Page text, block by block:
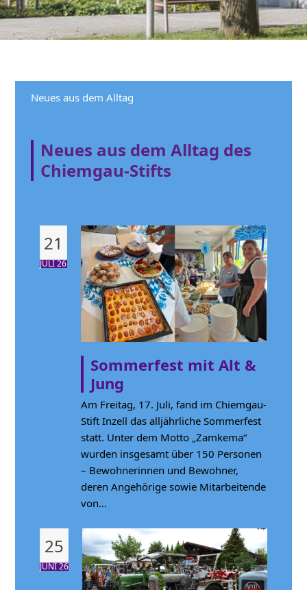
Neues aus dem Alltag
Neues aus dem Alltag des
Chiemgau-Stifts
21
JULI 26
Sommerfest mit Alt &
Jung
Am Freitag, 17. Juli, fand im Chiemgau-
Stift Inzell das alljährliche Sommerfest
statt. Unter dem Motto „Zamkema“
wurden insgesamt über 150 Personen
– Bewohnerinnen und Bewohner,
deren Angehörige sowie Mitarbeitende
von…
25
JUNI 26